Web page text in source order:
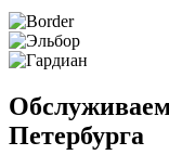
Петербурга